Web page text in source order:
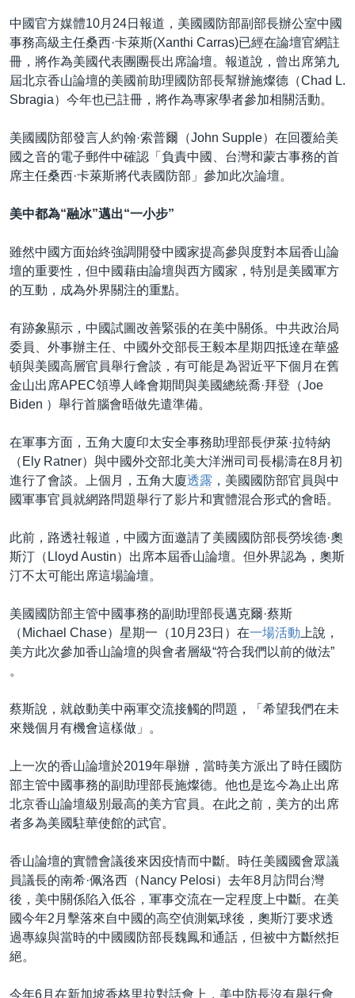
中國官方媒體10月24日報道，美國國防部副部長辦公室中國
事務高級主任桑西·卡萊斯(Xanthi Carras)已經在論壇官網註
冊，將作為美國代表團團長出席論壇。報道說，曾出席第九
屆北京香山論壇的美國前助理國防部長幫辦施燦德（Chad L.
Sbragia）今年也已註冊，將作為專家學者參加相關活動。
美國國防部發言人約翰·索普爾（John Supple）在回覆給美
國之音的電子郵件中確認「負責中國、台灣和蒙古事務的首
席主任桑西·卡萊斯將代表國防部」參加此次論壇。
美中都為“融冰”邁出“一小步”
雖然中國方面始終強調開發中國家提高參與度對本屆香山論
壇的重要性，但中國藉由論壇與西方國家，特別是美國軍方
的互動，成為外界關注的重點。
有跡象顯示，中國試圖改善緊張的在美中關係。中共政治局
委員、外事辦主任、中國外交部長王毅本星期四抵達在華盛
頓與美國高層官員舉行會談，有可能是為習近平下個月在舊
金山出席APEC領導人峰會期間與美國總統喬·拜登（Joe
Biden ）舉行首腦會晤做先遣準備。
在軍事方面，五角大廈印太安全事務助理部長伊萊·拉特納
（Ely Ratner）與中國外交部北美大洋洲司司長楊濤在8月初
進行了會談。上個月，五角大廈透露 ，美國國防部官員與中
國軍事官員就網路問題舉行了影片和實體混合形式的會晤。
此前，路透社報道，中國方面邀請了美國國防部長勞埃德·奧
斯汀（Lloyd Austin）出席本屆香山論壇。但外界認為，奧斯
汀不太可能出席這場論壇。
美國國防部主管中國事務的副助理部長邁克爾·蔡斯
（Michael Chase）星期一（10月23日）在一場活動 上說，
美方此次參加香山論壇的與會者層級“符合我們以前的做法”
。
蔡斯說，就啟動美中兩軍交流接觸的問題，「希望我們在未
來幾個月有機會這樣做」。
上一次的香山論壇於2019年舉辦，當時美方派出了時任國防
部主管中國事務的副助理部長施燦德。他也是迄今為止出席
北京香山論壇級別最高的美方官員。在此之前，美方的出席
者多為美國駐華使館的武官。
香山論壇的實體會議後來因疫情而中斷。時任美國國會眾議
員議長的南希·佩洛西（Nancy Pelosi）去年8月訪問台灣
後，美中關係陷入低谷，軍事交流在一定程度上中斷。在美
國今年2月擊落來自中國的高空偵測氣球後，奧斯汀要求透
過專線與當時的中國國防部長魏鳳和通話，但被中方斷然拒
絕。
今年6月在新加坡香格里拉對話會上，美中防長沒有舉行會